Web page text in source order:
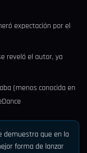
expectación por el
reveló el autor, ya
(menos conocida en
demuestra que en la
forma de lanzar